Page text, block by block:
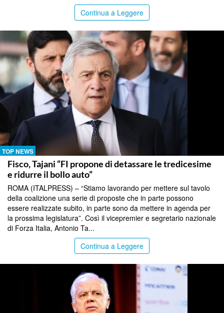
Continua a Leggere
TOP NEWS
Fisco, Tajani “FI propone di detassare le tredicesime
e ridurre il bollo auto”
ROMA (ITALPRESS) – “Stiamo lavorando per mettere sul tavolo
della coalizione una serie di proposte che in parte possono
essere realizzate subito, in parte sono da mettere in agenda per
la prossima legislatura”. Così il vicepremier e segretario nazionale
di Forza Italia, Antonio Ta...
Continua a Leggere